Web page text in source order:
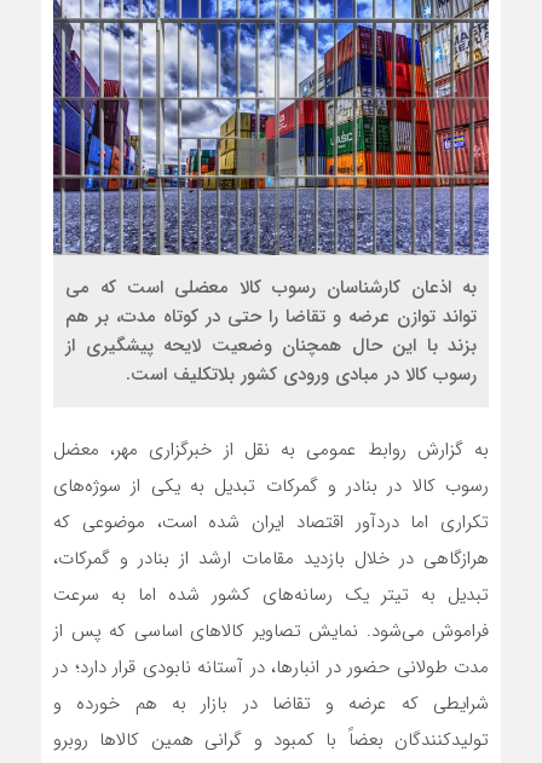
به اذعان کارشناسان رسوب کالا معضلی است که می
تواند توازن عرضه و تقاضا را حتی در کوتاه مدت، بر هم
بزند با این حال همچنان وضعیت لایحه پیشگیری از
رسوب کالا در مبادی ورودی کشور بلاتکلیف است.
به گزارش روابط عمومی به نقل از خبرگزاری مهر، معضل
رسوب کالا در بنادر و گمرکات تبدیل به یکی از سوژه‌های
تکراری اما دردآور اقتصاد ایران شده است، موضوعی که
هرازگاهی در خلال بازدید مقامات ارشد از بنادر و گمرکات،
تبدیل به تیتر یک رسانه‌های کشور شده اما به سرعت
فراموش می‌شود. نمایش تصاویر کالاهای اساسی که پس از
مدت طولانی حضور در انبارها، در آستانه نابودی قرار دارد؛ در
شرایطی که عرضه و تقاضا در بازار به هم خورده و
تولیدکنندگان بعضاً با کمبود و گرانی همین کالاها روبرو